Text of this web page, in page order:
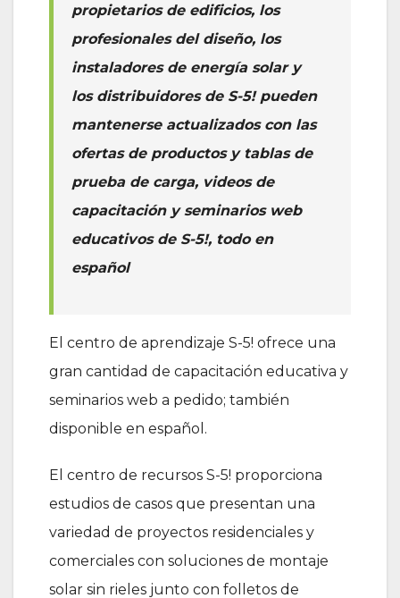
propietarios de edificios, los
profesionales del diseño, los
instaladores de energía solar y
los distribuidores de S-5! pueden
mantenerse actualizados con las
ofertas de productos y tablas de
prueba de carga, videos de
capacitación y seminarios web
educativos de S-5!, todo en
español
El centro de aprendizaje S-5! ofrece una
gran cantidad de capacitación educativa y
seminarios web a pedido; también
disponible en español.
El centro de recursos S-5! proporciona
estudios de casos que presentan una
variedad de proyectos residenciales y
comerciales con soluciones de montaje
solar sin rieles junto con folletos de